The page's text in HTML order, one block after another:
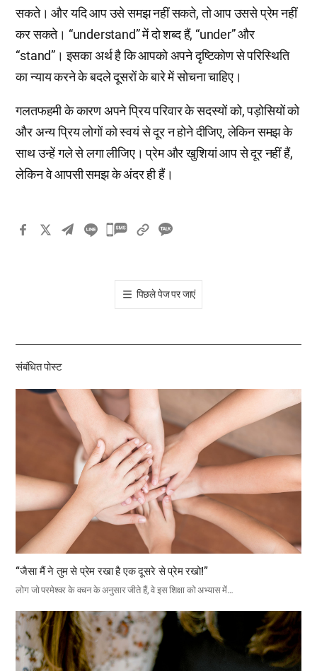
सकते। और यदि आप उसे समझ नहीं सकते, तो आप उससे प्रेम नहीं
कर सकते। “understand” में दो शब्द हैं, “under” और
“stand”। इसका अर्थ है कि आपको अपने दृष्टिकोण से परिस्थिति
का न्याय करने के बदले दूसरों के बारे में सोचना चाहिए।
गलतफहमी के कारण अपने प्रिय परिवार के सदस्यों को, पड़ोसियों को
और अन्य प्रिय लोगों को स्वयं से दूर न होने दीजिए, लेकिन समझ के
साथ उन्हें गले से लगा लीजिए। प्रेम और खुशियां आप से दूर नहीं हैं,
लेकिन वे आपसी समझ के अंदर ही हैं।
카
톡
공
기
पिछले पेज पर जाएं
संबंधित पोस्ट
“जैसा मैं ने तुम से प्रेम रखा है एक दूसरे से प्रेम रखो!”
लोग जो परमेश्वर के वचन के अनुसार जीते हैं, वे इस शिक्षा को अभ्यास में…